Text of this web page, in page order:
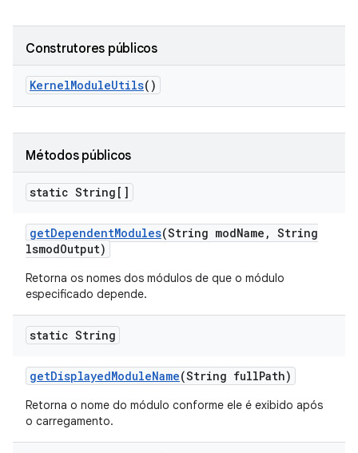
Construtores públicos
KernelModuleUtils()
Métodos públicos
static String[]
getDependentModules(String modName , String
lsmodOutput)
Retorna os nomes dos módulos de que o módulo
especificado depende.
static String
getDisplayedModuleName(String fullPath)
Retorna o nome do módulo conforme ele é exibido após
o carregamento.